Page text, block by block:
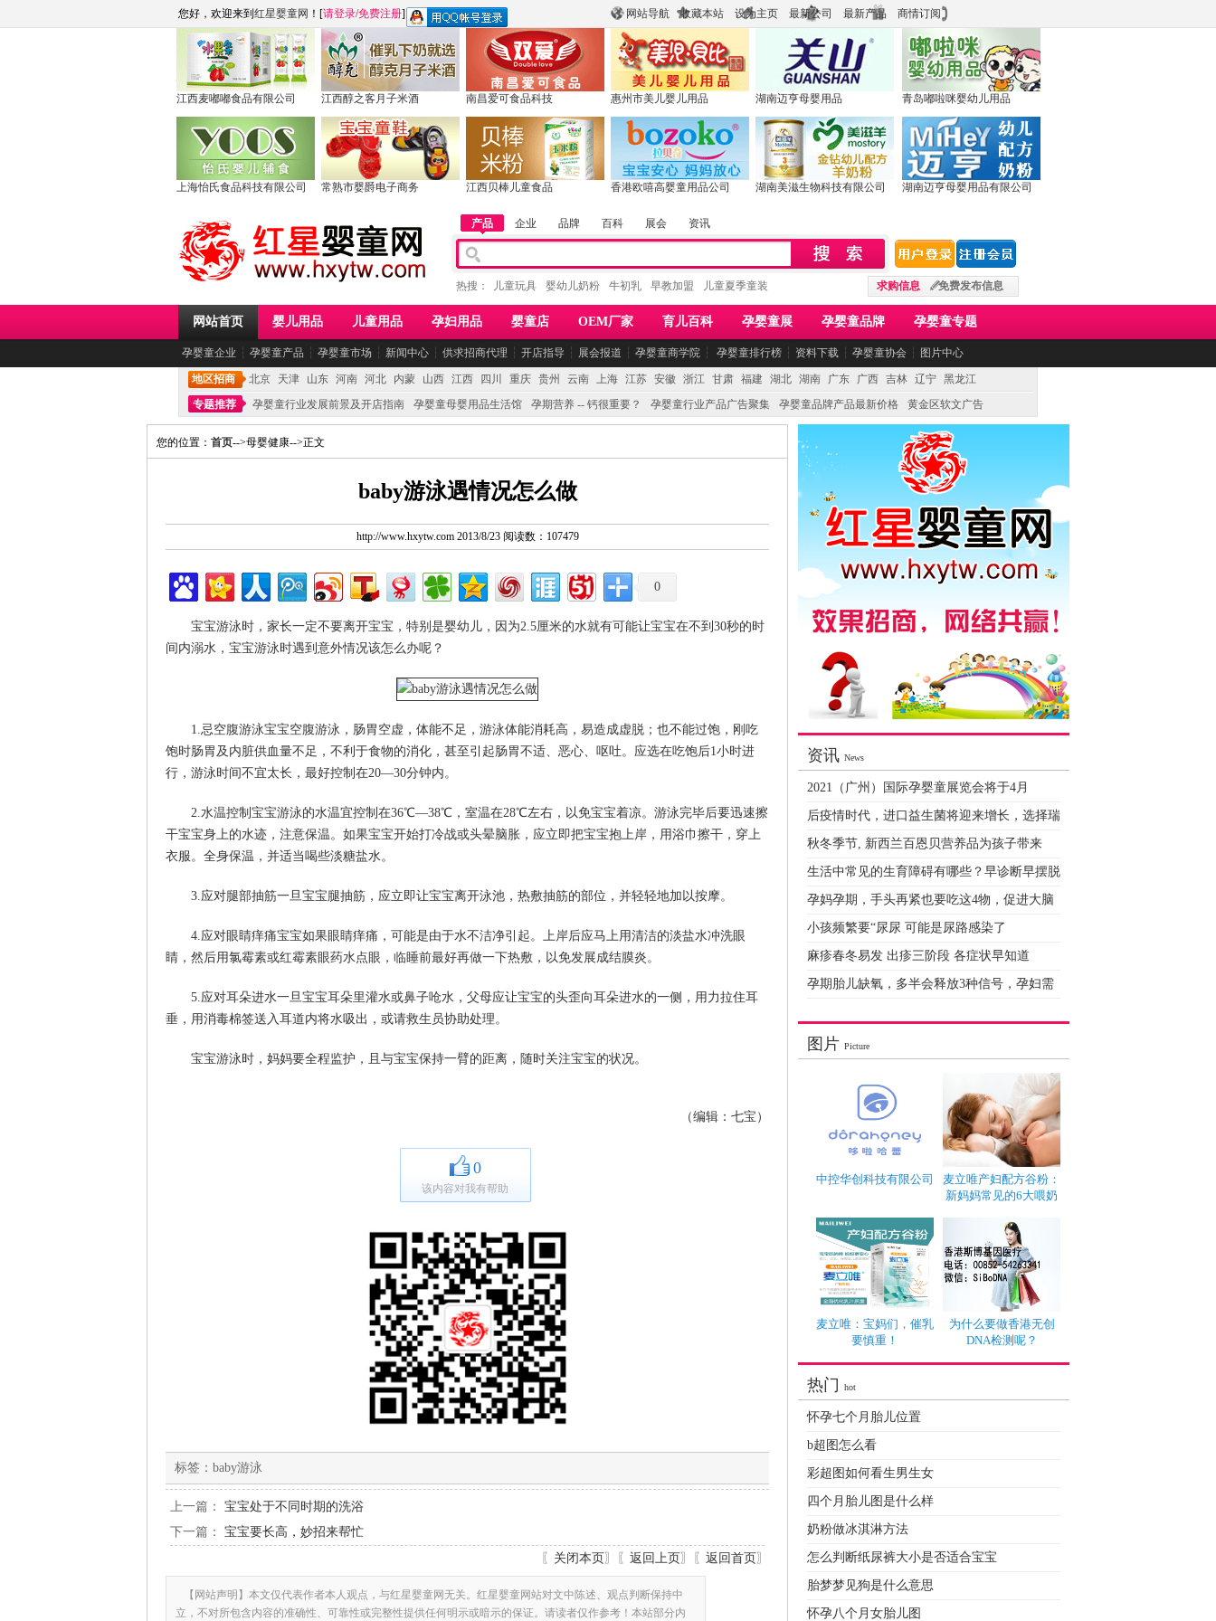
网站导航 收藏本站 设为主页 最新公司 最新产品 商情订阅
您好，欢迎来到 红星婴童网 ！[请登录/免费注册]
江西麦嘟嘟食品有限公司 江西醇之客月子米酒 南昌爱可食品科技 惠州市美儿婴儿用品 湖南迈亨母婴用品 青岛嘟啦咪婴幼儿用品
上海怡氏食品科技有限公司 常熟市婴爵电子商务 江西贝棒儿童食品 香港欧嘻高婴童用品公司 湖南美滋生物科技有限公司 湖南迈亨母婴用品有限公司
产品 企业 品牌 百科 展会 资讯
求购信息 免费发布信息
热搜： 儿童玩具 婴幼儿奶粉 牛初乳 早教加盟 儿童夏季童装
网站首页 婴儿用品 儿童用品 孕妇用品 婴童店 OEM厂家 育儿百科 孕婴童展 孕婴童品牌 孕婴童专题
孕婴童企业 ┆ 孕婴童产品 ┆ 孕婴童市场 ┆ 新闻中心 ┆ 供求招商代理 ┆ 开店指导 ┆ 展会报道 ┆ 孕婴童商学院 ┆ 孕婴童排行榜 ┆ 资料下载 ┆ 孕婴童协会 ┆ 图片中心
地区招商 北京 天津 山东 河南 河北 内蒙 山西 江西 四川 重庆 贵州 云南 上海 江苏 安徽 浙江 甘肃 福建 湖北 湖南 广东 广西 吉林 辽宁 黑龙江
专题推荐
孕婴童行业发展前景及开店指南 孕婴童母婴用品生活馆 孕期营养 -- 钙很重要？ 孕婴童行业产品广告聚集 孕婴童品牌产品最新价格 黄金区软文广告
您的位置： 首页-->母婴健康-->正文
baby游泳遇情况怎么做
http://www.hxytw.com 2013/8/23 阅读数：107479
0
宝宝游泳时，家长一定不要离开宝宝，特别是婴幼儿，因为2.5厘米的水就有可能让宝宝在不到30秒的时
间内溺水，宝宝游泳时遇到意外情况该怎么办呢？
1.忌空腹游泳宝宝空腹游泳，肠胃空虚，体能不足，游泳体能消耗高，易造成虚脱；也不能过饱，刚吃
饱时肠胃及内脏供血量不足，不利于食物的消化，甚至引起肠胃不适、恶心、呕吐。应选在吃饱后1小时进
行，游泳时间不宜太长，最好控制在20—30分钟内。
2.水温控制宝宝游泳的水温宜控制在36℃—38℃，室温在28℃左右，以免宝宝着凉。游泳完毕后要迅速擦
干宝宝身上的水迹，注意保温。如果宝宝开始打冷战或头晕脑胀，应立即把宝宝抱上岸，用浴巾擦干，穿上
衣服。全身保温，并适当喝些淡糖盐水。
3.应对腿部抽筋一旦宝宝腿抽筋，应立即让宝宝离开泳池，热敷抽筋的部位，并轻轻地加以按摩。
4.应对眼睛痒痛宝宝如果眼睛痒痛，可能是由于水不洁净引起。上岸后应马上用清洁的淡盐水冲洗眼
睛，然后用氯霉素或红霉素眼药水点眼，临睡前最好再做一下热敷，以免发展成结膜炎。
5.应对耳朵进水一旦宝宝耳朵里灌水或鼻子呛水，父母应让宝宝的头歪向耳朵进水的一侧，用力拉住耳
垂，用消毒棉签送入耳道内将水吸出，或请救生员协助处理。
宝宝游泳时，妈妈要全程监护，且与宝宝保持一臂的距离，随时关注宝宝的状况。
（编辑：七宝）
0
该内容对我有帮助
标签： baby游泳
上一篇： 宝宝处于不同时期的洗浴
下一篇： 宝宝要长高，妙招来帮忙
〖 关闭本页〗〖 返回上页〗〖 返回首页〗
【网站声明】本文仅代表作者本人观点，与红星婴童网无关。红星婴童网站对文中陈述、观点判断保持中
立，不对所包含内容的准确性、可靠性或完整性提供任何明示或暗示的保证。请读者仅作参考！本站部分内
资讯 News
2021（广州）国际孕婴童展览会将于4月
后疫情时代，进口益生菌将迎来增长，选择瑞
秋冬季节, 新西兰百恩贝营养品为孩子带来
生活中常见的生育障碍有哪些？早诊断早摆脱
孕妈孕期，手头再紧也要吃这4物，促进大脑
小孩频繁要“尿尿 可能是尿路感染了
麻疹春冬易发 出疹三阶段 各症状早知道
孕期胎儿缺氧，多半会释放3种信号，孕妇需
图片 Picture
中控华创科技有限公司
麦立唯产妇配方谷粉：
新妈妈常见的6大喂奶
麦立唯：宝妈们，催乳
要慎重！
为什么要做香港无创
DNA检测呢？
热门 hot
怀孕七个月胎儿位置
b超图怎么看
彩超图如何看生男生女
四个月胎儿图是什么样
奶粉做冰淇淋方法
怎么判断纸尿裤大小是否适合宝宝
胎梦梦见狗是什么意思
怀孕八个月女胎儿图